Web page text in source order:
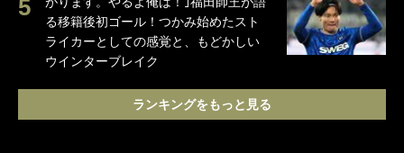
る移籍後初ゴール！つかみ始めたスト
ライカーとしての感覚と、もどかしい
ウインターブレイク
ランキングをもっと見る